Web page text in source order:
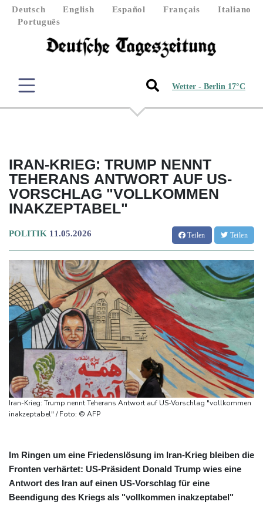
Deutsch English Español Français
Italiano
Português
Wetter - Berlin 17°C
IRAN-KRIEG: TRUMP NENNT
TEHERANS ANTWORT AUF US-
VORSCHLAG "VOLLKOMMEN
INAKZEPTABEL"
POLITIK 11.05.2026 Teilen Teilen
Iran-Krieg: Trump nennt Teherans Antwort auf US-Vorschlag "vollkommen
inakzeptabel" / Foto: © AFP
Im Ringen um eine Friedenslösung im Iran-Krieg bleiben die
Fronten verhärtet: US-Präsident Donald Trump wies eine
Antwort des Iran auf einen US-Vorschlag für eine
Beendigung des Kriegs als "vollkommen inakzeptabel"